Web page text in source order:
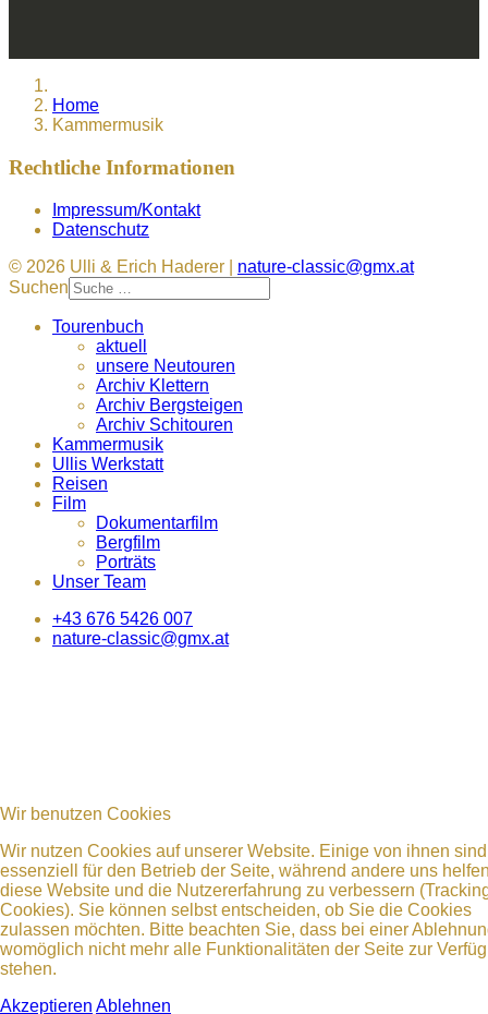
Home
Kammermusik
Rechtliche Informationen
Impressum/Kontakt
Datenschutz
© 2026 Ulli & Erich Haderer | nature-classic@gmx.at
Suchen
Tourenbuch
aktuell
unsere Neutouren
Archiv Klettern
Archiv Bergsteigen
Archiv Schitouren
Kammermusik
Ullis Werkstatt
Reisen
Film
Dokumentarfilm
Bergfilm
Porträts
Unser Team
+43 676 5426 007
nature-classic@gmx.at
Wir benutzen Cookies
Wir nutzen Cookies auf unserer Website. Einige von ihnen sind
essenziell für den Betrieb der Seite, während andere uns
diese Website und die Nutzererfahrung zu verbessern
Cookies). Sie können selbst entscheiden, ob Sie die Cookies
zulassen möchten. Bitte beachten Sie, dass bei einer
womöglich nicht mehr alle Funktionalitäten der Seite zur
stehen.
Akzeptieren Ablehnen